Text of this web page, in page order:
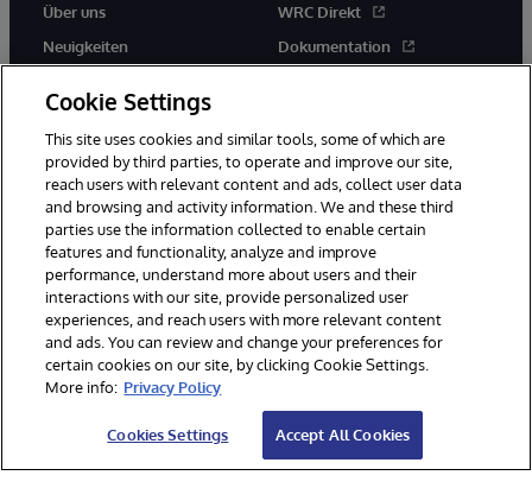
Über uns
Neuigkeiten
Karriere
WRC Direkt
Dokumentation
© 1996-2026 InterSystems Corporation, Boston, MA. Alle Rechte
vorbehalten.
Mitteilungen/Geschäftsbedingungen
Erklärung zum Datenschutz
Geld-zurück-Garantie
Impressum Barrierefreiheit
Cookie Settings
This site uses cookies and similar tools, some of which are
provided by third parties, to operate and improve our site,
reach users with relevant content and ads, collect user data
and browsing and activity information. We and these third
parties use the information collected to enable certain
features and functionality, analyze and improve
performance, understand more about users and their
interactions with our site, provide personalized user
experiences, and reach users with more relevant content
and ads. You can review and change your preferences for
certain cookies on our site, by clicking Cookie Settings.
More info: Privacy Policy
Cookies Settings Accept All Cookies